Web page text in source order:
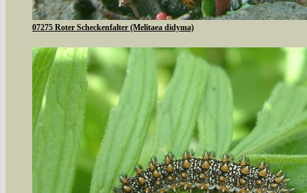
07275 Roter Scheckenfalter (Melitaea didyma)